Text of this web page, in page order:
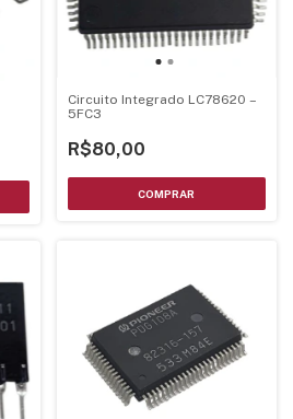
Circuito Integrado LC78620 –
5FC3
R$80,00